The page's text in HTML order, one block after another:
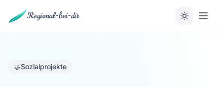
Regional-bei-dir
🤝Sozialprojekte